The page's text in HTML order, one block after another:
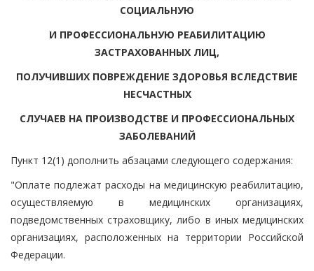
СОЦИАЛЬНУЮ
И ПРОФЕССИОНАЛЬНУЮ РЕАБИЛИТАЦИЮ
ЗАСТРАХОВАННЫХ ЛИЦ,
ПОЛУЧИВШИХ ПОВРЕЖДЕНИЕ ЗДОРОВЬЯ ВСЛЕДСТВИЕ
НЕСЧАСТНЫХ
СЛУЧАЕВ НА ПРОИЗВОДСТВЕ И ПРОФЕССИОНАЛЬНЫХ
ЗАБОЛЕВАНИЙ
Пункт 12(1) дополнить абзацами следующего содержания:
"Оплате подлежат расходы на медицинскую реабилитацию,
осуществляемую в медицинских организациях,
подведомственных страховщику, либо в иных медицинских
организациях, расположенных на территории Российской
Федерации.